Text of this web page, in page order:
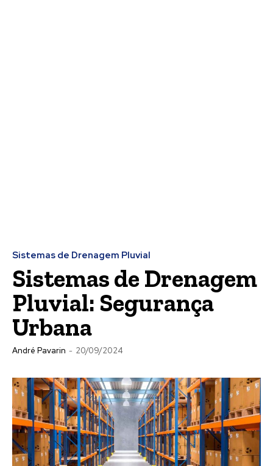
Sistemas de Drenagem Pluvial
Sistemas de Drenagem
Pluvial: Segurança
Urbana
André Pavarin - 20/09/2024